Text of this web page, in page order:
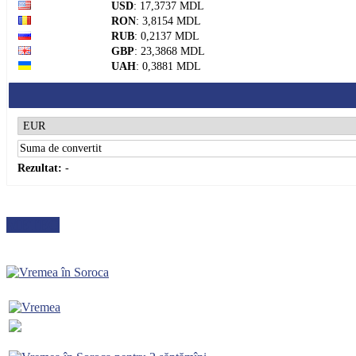
USD: 17,3737 MDL
RON: 3,8154 MDL
RUB: 0,2137 MDL
GBP: 23,3868 MDL
UAH: 0,3881 MDL
Rezultat: -